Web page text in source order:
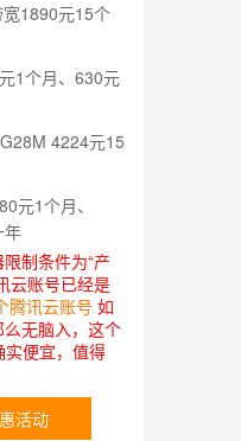
1890元15个
1个月、630元
4224元15
元1个月、
年
制条件为“产
云账号已经是
腾讯云账号 如
无脑入，这个
实便宜，值得
活动